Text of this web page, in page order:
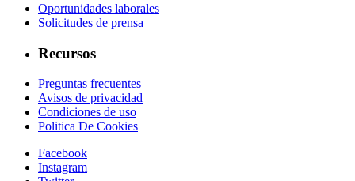
Oportunidades laborales
Solicitudes de prensa
Recursos
Preguntas frecuentes
Avisos de privacidad
Condiciones de uso
Politica De Cookies
Facebook
Instagram